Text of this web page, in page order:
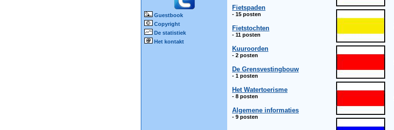
Guestbook
Copyright
De statistiek
Het kontakt
Fietspaden
- 15 posten
Fietstochten
- 11 posten
Kuuroorden
- 2 posten
De Grensvestingbouw
- 1 posten
Het Watertoerisme
- 8 posten
Algemene informaties
- 9 posten